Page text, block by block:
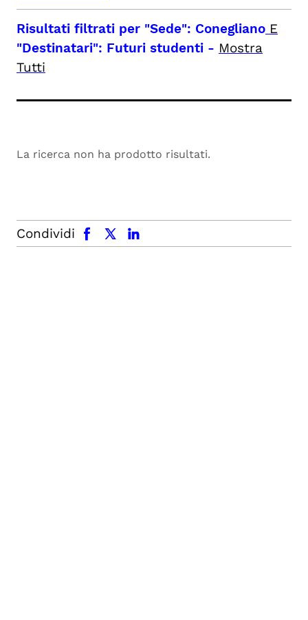
Risultati filtrati per "Sede": Conegliano E
"Destinatari": Futuri studenti - Mostra
Tutti
La ricerca non ha prodotto risultati.
Condividi
facebook x.com linkedin